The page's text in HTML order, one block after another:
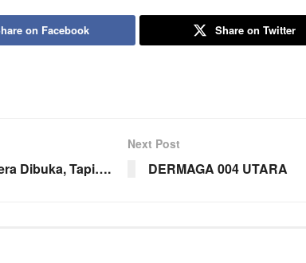
on Facebook Share on Twitter
Dibuka, Tapi….
Next Post
DERMAGA 004 UTARA